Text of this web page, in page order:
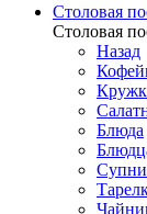
Столовая
Столовая
Назад
Блюда